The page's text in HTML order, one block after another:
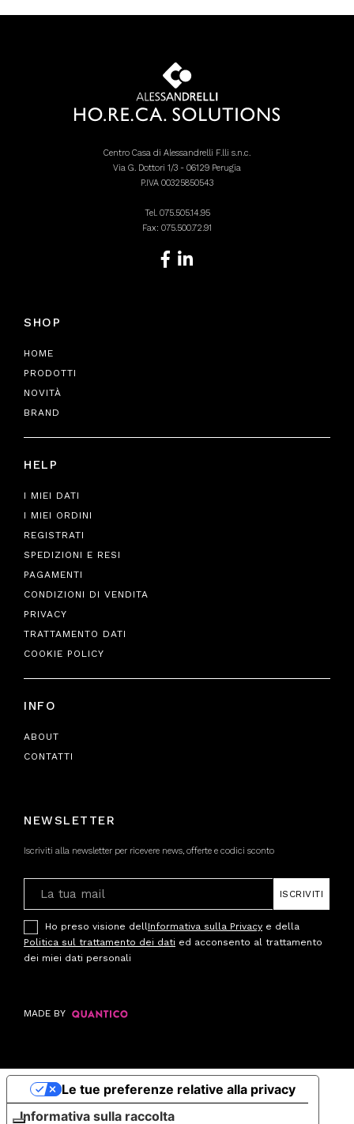
Centro Casa di Alessandrelli F.lli s.n.c.
Via G. Dottori 1/3 - 06129 Perugia
P.IVA 00325850543
Tel. 075.505.14.95
Fax: 075.500.72.91
SHOP
HOME
PRODOTTI
NOVITÀ
BRAND
HELP
I MIEI DATI
I MIEI ORDINI
REGISTRATI
SPEDIZIONI E RESI
PAGAMENTI
CONDIZIONI DI VENDITA
PRIVACY
TRATTAMENTO DATI
COOKIE POLICY
INFO
ABOUT
CONTATTI
NEWSLETTER
Iscriviti alla newsletter per ricevere news, offerte e codici sconto
ISCRIVITI
Ho preso visione dell Informativa sulla Privacy e della
Politica sul trattamento dei dati ed acconsento al trattamento
dei miei dati personali
MADE BY
Informativa sulla raccolta
Le tue preferenze relative alla privacy